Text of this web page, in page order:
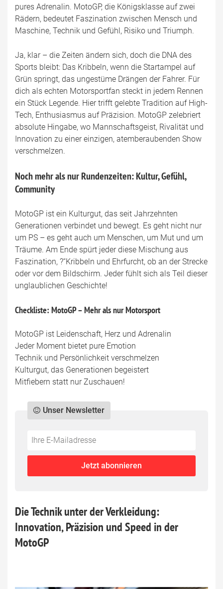
pures Adrenalin. MotoGP, die Königsklasse auf zwei
Rädern, bedeutet Faszination zwischen Mensch und
Maschine, Technik und Gefühl, Risiko und Triumph.
Ja, klar – die Zeiten ändern sich, doch die DNA des
Sports bleibt: Das Kribbeln, wenn die Startampel auf
Grün springt, das ungestüme Drängen der Fahrer. Für
dich als echten Motorsportfan steckt in jedem Rennen
ein Stück Legende. Hier trifft gelebte Tradition auf High-
Tech, Enthusiasmus auf Präzision. MotoGP zelebriert
absolute Hingabe, wo Mannschaftsgeist, Rivalität und
Innovation zu einer einzigen, atemberaubenden Show
verschmelzen.
Noch mehr als nur Rundenzeiten: Kultur, Gefühl,
Community
MotoGP ist ein Kulturgut, das seit Jahrzehnten
Generationen verbindet und bewegt. Es geht nicht nur
um PS – es geht auch um Menschen, um Mut und um
Träume. Am Ende spürt jeder diese Mischung aus
Faszination, ?“Kribbeln und Ehrfurcht, ob an der Strecke
oder vor dem Bildschirm. Jeder fühlt sich als Teil dieser
unglaublichen Geschichte!
Checkliste: MotoGP – Mehr als nur Motorsport
MotoGP ist Leidenschaft, Herz und Adrenalin
Jeder Moment bietet pure Emotion
Technik und Persönlichkeit verschmelzen
Kulturgut, das Generationen begeistert
Mitfiebern statt nur Zuschauen!
Do
fill
Unser Newsletter
*Ihre
Mailadresse:
Jetzt abonnieren
Die Technik unter der Verkleidung:
Innovation, Präzision und Speed in der
MotoGP